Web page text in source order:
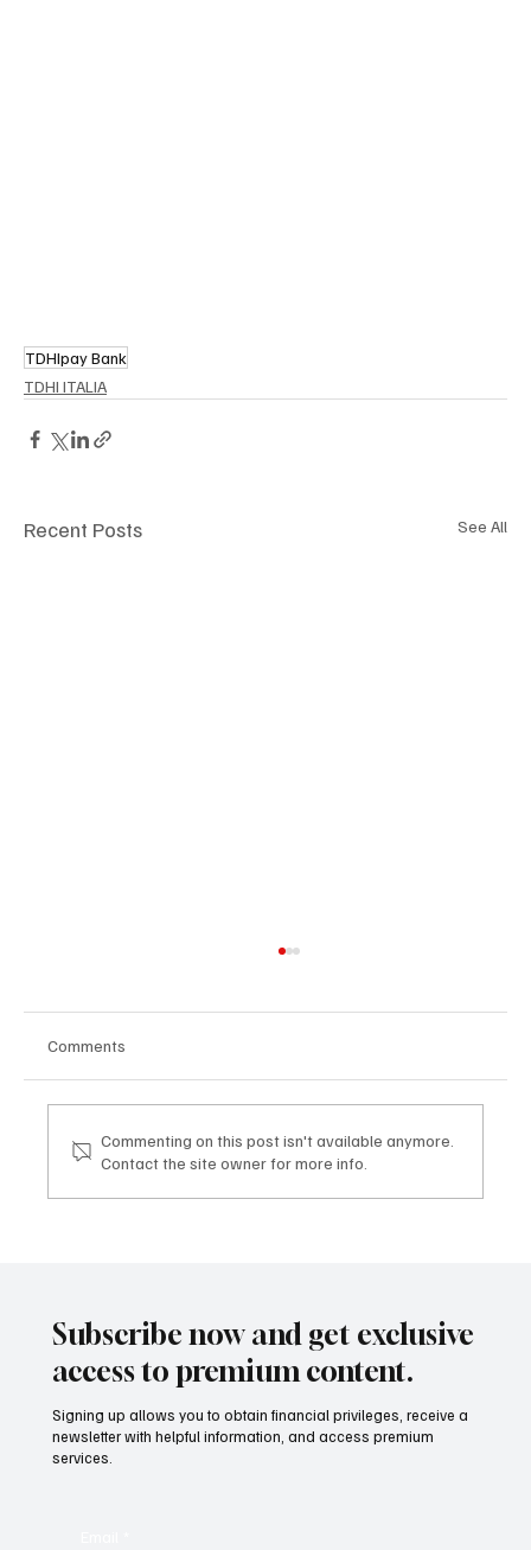
TDHIpay Bank
TDHI ITALIA
Recent Posts See All
corporate services
Comments
Commenting on this post isn't available anymore.
Contact the site owner for more info.
Subscribe now and get exclusive
access to premium content.
Signing up allows you to obtain financial privileges, receive a
newsletter with helpful information, and access premium
services.